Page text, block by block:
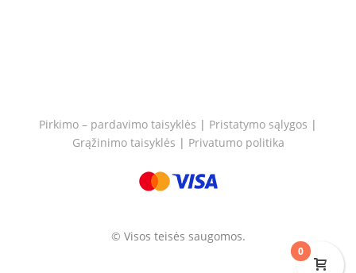
Pirkimo – pardavimo taisyklės | Pristatymo sąlygos |
Grąžinimo taisyklės | Privatumo politika
© Visos teisės saugomos.
0